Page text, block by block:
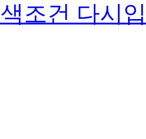
조건 다시